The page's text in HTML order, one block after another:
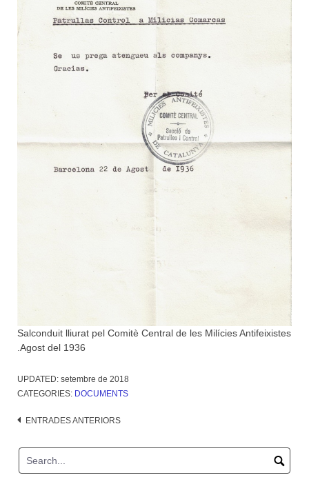
Salconduit lliurat pel Comitè Central de les Milícies Antifeixistes
.Agost del 1936
UPDATED: setembre de 2018
CATEGORIES: DOCUMENTS
Navegació
ENTRADES ANTERIORS